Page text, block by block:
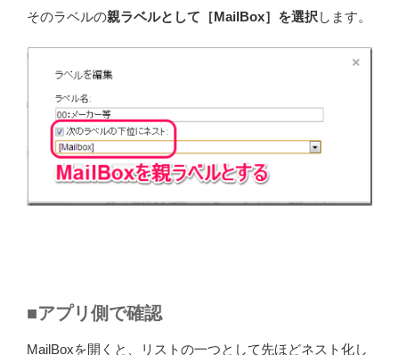
そのラベルの親ラベルとして［MailBox］を選択 します。
■アプリ側で確認
MailBoxを開くと、リストの一つとして先ほどネスト化し